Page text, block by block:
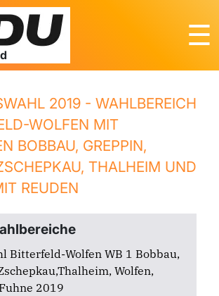
☰
2019 - WAHLBEREICH
WOLFEN MIT
BOBBAU, GREPPIN,
THALHEIM UND
REUDEN
Bitterfeld-Wolfen WB 1 Bobbau,
Wolfen,
2019